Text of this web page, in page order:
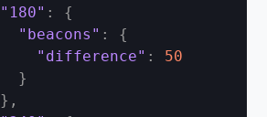
"180" :
{
"beacons" :
{
"difference" :
50
}
} ,